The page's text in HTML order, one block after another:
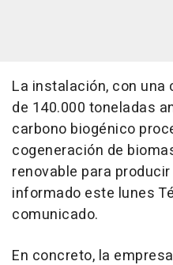
La instalación, con
de 140.000 toneladas
carbono biogénico
cogeneración de
renovable para
informado este lunes
comunicado.
En concreto, la